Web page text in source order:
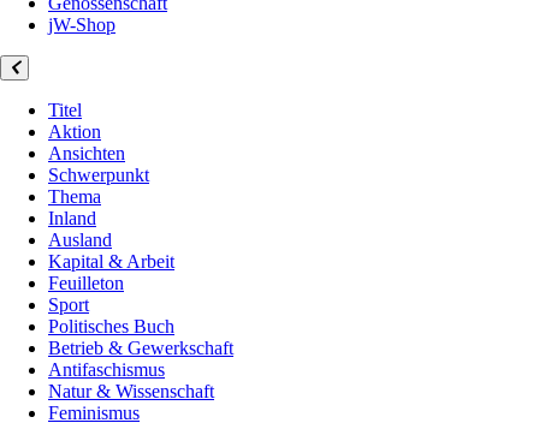
jW-Shop
Titel
Aktion
Ansichten
Schwerpunkt
Thema
Inland
Ausland
Kapital & Arbeit
Feuilleton
Sport
Politisches Buch
Betrieb & Gewerkschaft
Antifaschismus
Natur & Wissenschaft
Feminismus